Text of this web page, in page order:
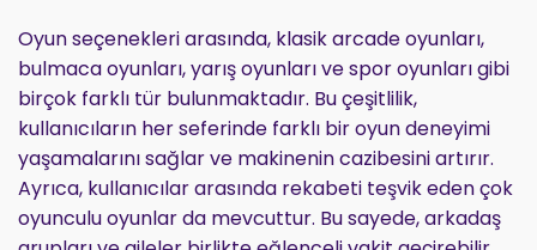
Oyun seçenekleri arasında, klasik arcade oyunları,
bulmaca oyunları, yarış oyunları ve spor oyunları gibi
birçok farklı tür bulunmaktadır. Bu çeşitlilik,
kullanıcıların her seferinde farklı bir oyun deneyimi
yaşamalarını sağlar ve makinenin cazibesini artırır.
Ayrıca, kullanıcılar arasında rekabeti teşvik eden çok
oyunculu oyunlar da mevcuttur. Bu sayede, arkadaş